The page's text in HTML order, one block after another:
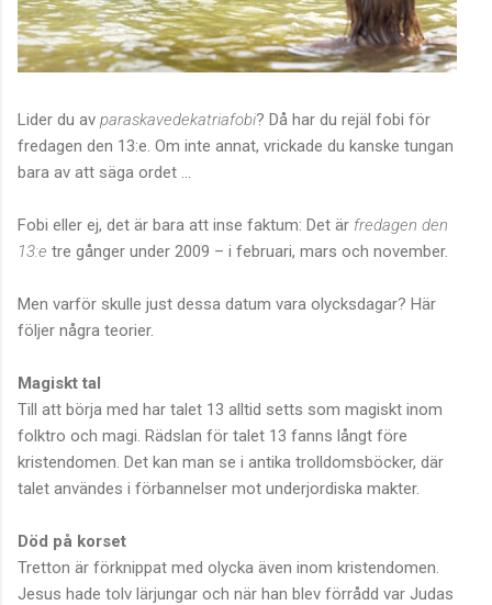
Lider du av paraskavedekatriafobi? Då har du rejäl fobi för
fredagen den 13:e. Om inte annat, vrickade du kanske tungan
bara av att säga ordet ...
Fobi eller ej, det är bara att inse faktum: Det är fredagen den
13:e tre gånger under 2009 – i februari, mars och november.
Men varför skulle just dessa datum vara olycksdagar? Här
följer några teorier.
Magiskt tal
Till att börja med har talet 13 alltid setts som magiskt inom
folktro och magi. Rädslan för talet 13 fanns långt före
kristendomen. Det kan man se i antika trolldomsböcker, där
talet användes i förbannelser mot underjordiska makter.
Död på korset
Tretton är förknippat med olycka även inom kristendomen.
Jesus hade tolv lärjungar och när han blev förrådd var Judas